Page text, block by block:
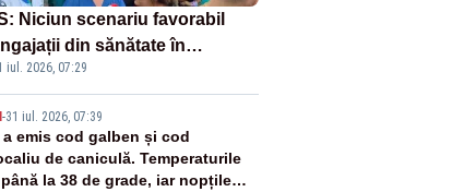
Niciun scenariu favorabil
din sănătate în
salarizării
iul. 2026, 07:29
-31 iul. 2026, 07:39
a emis cod galben și cod
de caniculă. Temperaturile
la 38 de grade, iar nopțile